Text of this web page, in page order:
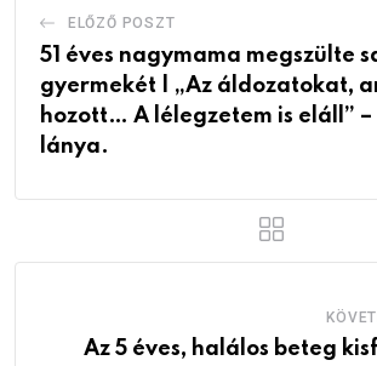
ELŐZŐ POSZT
51 éves nagymama megszülte
gyermekét | „Az áldozatokat,
hozott… A lélegzetem is eláll”
lánya.
Az 5 éves, halálos beteg